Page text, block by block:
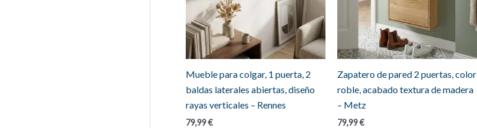
Mueble para colgar, 1 puerta, 2
baldas laterales abiertas, diseño
rayas verticales – Rennes
79,99€
Zapatero de pared 2 puertas, color
roble, acabado textura de madera
– Metz
79,99€